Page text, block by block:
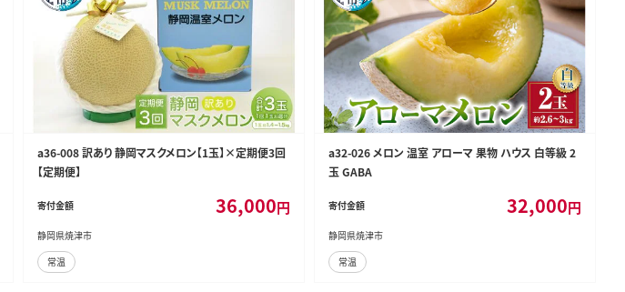
a36-008 訳あり 静岡マスクメロン【1玉】×定期便3回
【定期便】
寄付金額 36,000円
静岡県焼津市
常温
a32-026 メロン 温室 アローマ 果物 ハウス 白等級 2
玉 GABA
寄付金額 32,000円
静岡県焼津市
常温